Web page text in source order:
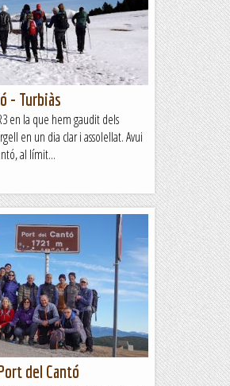
- Turbiàs
en la que hem gaudit dels
en un dia clar i assolellat. Avui
al límit...
del Cantó